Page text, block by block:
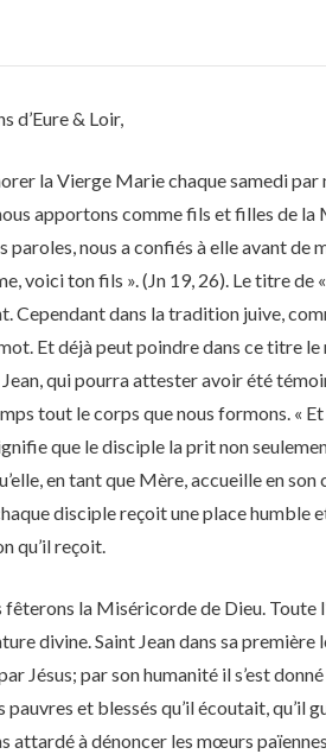
d’Eure & Loir,
la Vierge Marie chaque samedi
apportons comme fils et filles de la
paroles, nous a confiés à elle avant de
voici ton fils ». (Jn 19, 26). Le titre de
Cependant dans la tradition juive,
Et déjà peut poindre dans ce titre
qui pourra attester avoir été
tout le corps que nous formons. «
que le disciple la prit non
en tant que Mère, accueille en
disciple reçoit une place humble
qu’il reçoit.
fêterons la Miséricorde de Dieu. Toute
divine. Saint Jean dans sa première
Jésus; par son humanité il s’est
et blessés qu’il écoutait, qu’il
attardé à dénoncer les mœurs